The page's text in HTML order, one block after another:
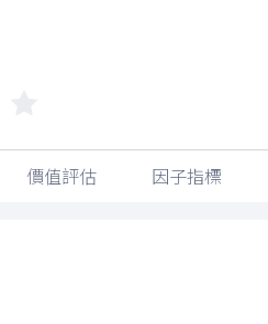
價值評估 因子指標